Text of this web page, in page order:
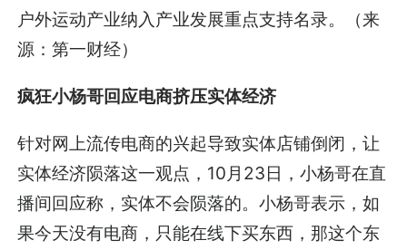
户外运动产业纳入产业发展重点支持名录。（来
源：第一财经）
疯狂小杨哥回应电商挤压实体经济
针对网上流传电商的兴起导致实体店铺倒闭，让
实体经济陨落这一观点，10月23日，小杨哥在直
播间回应称，实体不会陨落的。小杨哥表示，如
果今天没有电商，只能在线下买东西，那这个东